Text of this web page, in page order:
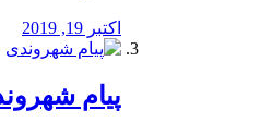
اکتبر 19, 2019
پیام